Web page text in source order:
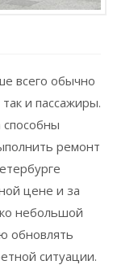
всего обычно
и пассажиры.
ремонт
цене и за
небольшой
обновлять
ситуации.